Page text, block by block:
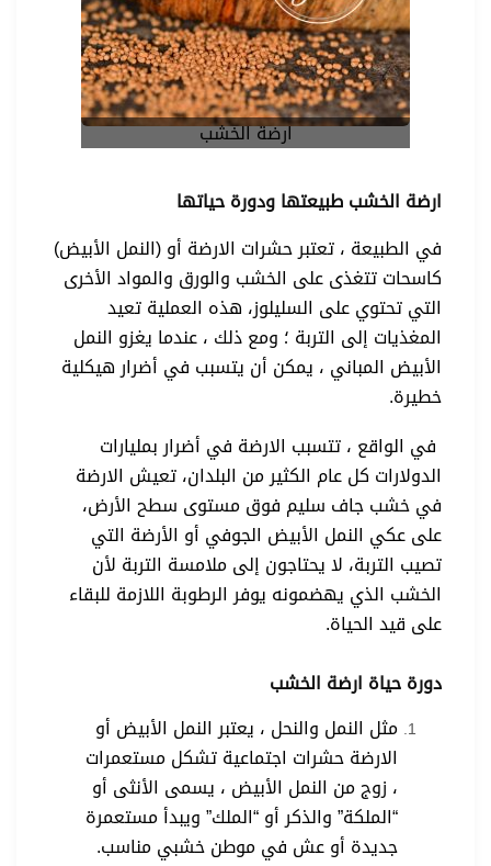
ارضة الخشب
ارضة الخشب طبيعتها ودورة حياتها
في الطبيعة ، تعتبر حشرات الارضة أو (النمل الأبيض)
كاسحات تتغذى على الخشب والورق والمواد الأخرى
التي تحتوي على السليلوز، هذه العملية تعيد
المغذيات إلى التربة ؛ ومع ذلك ، عندما يغزو النمل
الأبيض المباني ، يمكن أن يتسبب في أضرار هيكلية
خطيرة.
في الواقع ، تتسبب الارضة في أضرار بمليارات
الدولارات كل عام الكثير من البلدان، تعيش الارضة
في خشب جاف سليم فوق مستوى سطح الأرض،
على عكي النمل الأبيض الجوفي أو الأرضة التي
تصيب التربة، لا يحتاجون إلى ملامسة التربة لأن
الخشب الذي يهضمونه يوفر الرطوبة اللازمة للبقاء
على قيد الحياة.
دورة حياة ارضة الخشب
مثل النمل والنحل ، يعتبر النمل الأبيض أو
الارضة حشرات اجتماعية تشكل مستعمرات
، زوج من النمل الأبيض ، يسمى الأنثى أو
“الملكة” والذكر أو “الملك” ويبدأ مستعمرة
جديدة أو عش في موطن خشبي مناسب.